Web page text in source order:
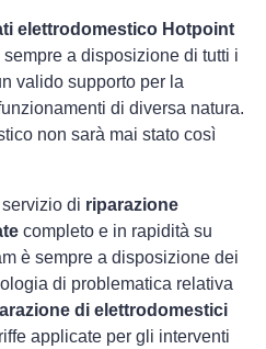
elettrodomestico Hotpoint
a disposizione di tutti i
valido supporto per la
di diversa natura.
non sarà mai stato così
di riparazione
completo e in rapidità su
è sempre a disposizione dei
di problematica relativa
di elettrodomestici
applicate per gli interventi